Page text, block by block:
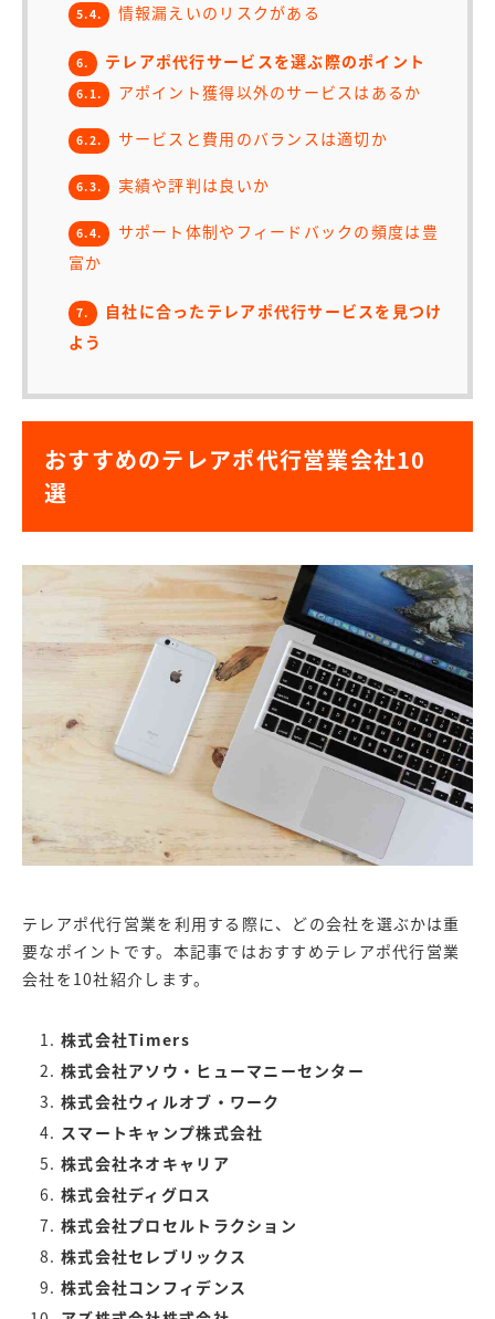
5.4. 情報漏えいのリスクがある
6. テレアポ代行サービスを選ぶ際のポイント
6.1. アポイント獲得以外のサービスはあるか
6.2. サービスと費用のバランスは適切か
6.3. 実績や評判は良いか
6.4.
サポート体制やフィードバックの頻度は豊
富か
7.
自社に合ったテレアポ代行サービスを見つけ
よう
おすすめのテレアポ代行営業会社10
選
テレアポ代行営業を利用する際に、どの会社を選ぶかは重
要なポイントです。 本記事ではおすすめテレアポ代行営業
会社を10社紹介します。
株式会社Timers
株式会社アソウ・ヒューマニーセンター
株式会社ウィルオブ・ワーク
スマートキャンプ株式会社
株式会社ネオキャリア
株式会社ディグロス
株式会社プロセルトラクション
株式会社セレブリックス
株式会社コンフィデンス